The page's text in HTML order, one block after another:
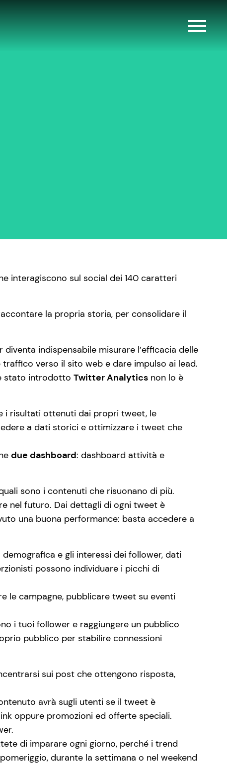
interagiscono sul social dei 140 caratteri
la propria storia, per consolidare il
indispensabile misurare l’efficacia delle
verso il sito web e dare impulso ai lead.
stato introdotto Twitter Analytics non lo è
i risultati ottenuti dai propri tweet, le
a dati storici e ottimizzare i tweet che
due dashboard: dashboard attività e
sono i contenuti che risuonano di più.
nel futuro. Dai dettagli di ogni tweet è
una buona performance: basta accedere a
e gli interessi dei follower, dati
possono individuare i picchi di
le campagne, pubblicare tweet su eventi
i tuoi follower e raggiungere un pubblico
pubblico per stabilire connessioni
sui post che ottengono risposta,
avrà sugli utenti se il tweet è
oppure promozioni ed offerte speciali.
di imparare ogni giorno, perché i trend
durante la settimana o nel weekend